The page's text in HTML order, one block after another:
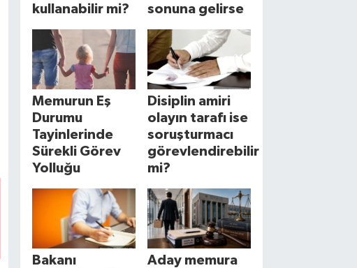
kullanabilir mi?
sonuna gelirse
Memurun Eş
Durumu
Tayinlerinde
Sürekli Görev
Yolluğu
Disiplin amiri
olayın tarafı ise
soruşturmacı
görevlendirebilir
mi?
Bakanı
Aday memura